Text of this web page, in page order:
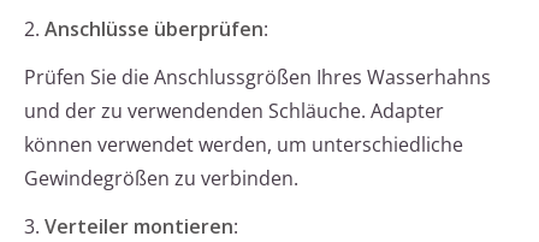
2. Anschlüsse überprüfen:
Prüfen Sie die Anschlussgrößen Ihres Wasserhahns
und der zu verwendenden Schläuche. Adapter
können verwendet werden, um unterschiedliche
Gewindegrößen zu verbinden.
3. Verteiler montieren: